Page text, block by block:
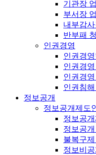
기관장
부서장
내부감
반부패
인권경영
인권경
인권경
인권경
인권침
정보공개
정보공개제도
정보공
정보공
불복구
정보비